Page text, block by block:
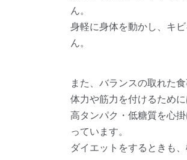
ん。
身軽に身体を動かし、キ
ん。
また、バランスの取れた
体力や筋力を付けるため
高タンパク・低糖質を心
っています。
ダイエットをするときも